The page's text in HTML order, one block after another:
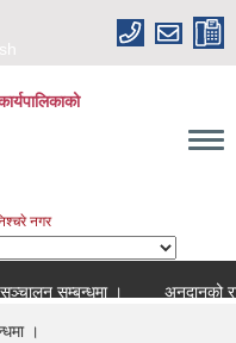
नगर
सम्बन्धमा ।
अनुदानको
।